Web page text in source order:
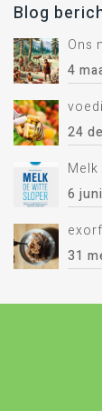
Blog
4
24
6
31